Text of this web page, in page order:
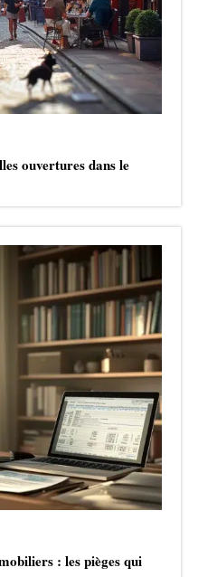
ouvertures dans le
: les pièges qui